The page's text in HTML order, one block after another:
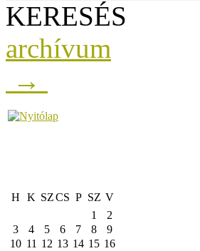
KERESÉS
archívum
→
H K SZCS P SZ V
1
2
3
4 5 6 7 8
9
10 11 12 13 14 15 16